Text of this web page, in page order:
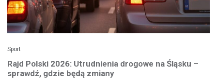
Sport
Rajd Polski 2026: Utrudnienia drogowe na Śląsku –
sprawdź, gdzie będą zmiany